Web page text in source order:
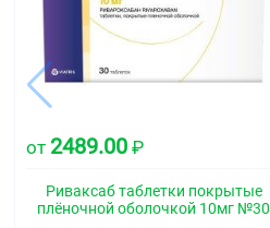
от 2489.00 ₽
Риваксаб таблетки покрытые
плёночной оболочкой 10мг №30